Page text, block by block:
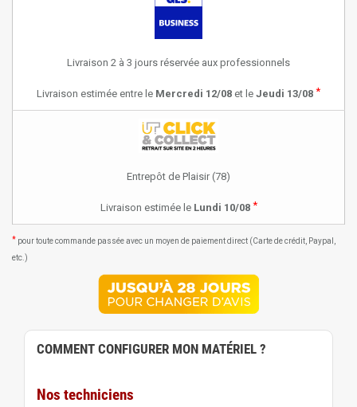
Livraison 2 à 3 jours réservée aux professionnels
Livraison estimée entre le Mercredi 12/08 et le Jeudi 13/08 *
Entrepôt de Plaisir (78)
Livraison estimée le Lundi 10/08 *
* pour toute commande passée avec un moyen de paiement direct (Carte de crédit, Paypal,
etc.)
COMMENT CONFIGURER MON MATÉRIEL ?
Nos techniciens